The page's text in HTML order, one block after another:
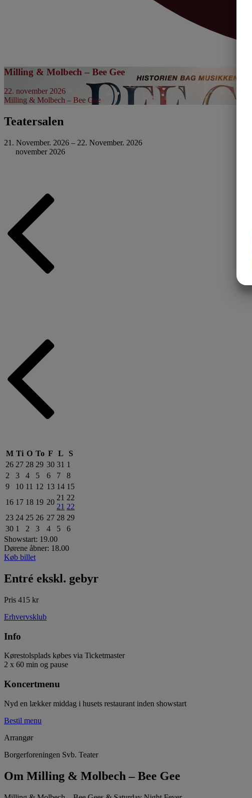
Milling & Molbech – Bee Gee
22. november 2026
Milling & Molbech – Bee Gee
Teatersalen
21. November. 2026 – 22. November. 2026
november 2026
M Ti O To F L
S
26 27 28 29 30 31 1
2
3 4 5 6 7
8
9
10 11 12 13 14 15
16 17 18 19 20
21
21
22
22
23 24 25 26 27 28 29
30 1 2 3 4 5
6
Showstart: 19.00
Dørene åbner: 18.00
Køb billet
Entré ekskl. gebyr
Pris 415 kr
Erhvervsklub
Info
Kørestolsplads købes via Ticketmaster
2 x 60 min og pause
Koncertmenu
Nyd en lækker middag i husets restaurant inden showstart
Bestil menu
Arrangør
Borgerforeningen Svb. Teater
Om Milling & Molbech – Bee Gee